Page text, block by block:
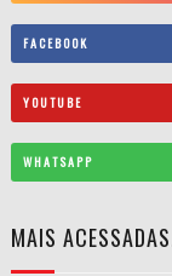
FACEBOOK
YOUTUBE
WHATSAPP
MAIS